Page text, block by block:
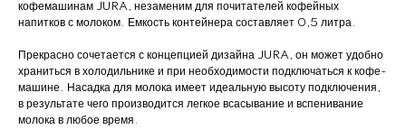
кофемашинам JURA, незаменим для почитателей кофейных
напитков с молоком. Емкость контейнера составляет 0,5 литра.
Прекрасно сочетается с концепцией дизайна JURA, он может удобно
храниться в холодильнике и при необходимости подключаться к кофе-
машине. Насадка для молока имеет идеальную высоту подключения,
в результате чего производится легкое всасывание и вспенивание
молока в любое время.